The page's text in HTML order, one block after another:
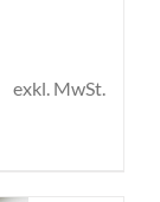
exkl. MwSt.